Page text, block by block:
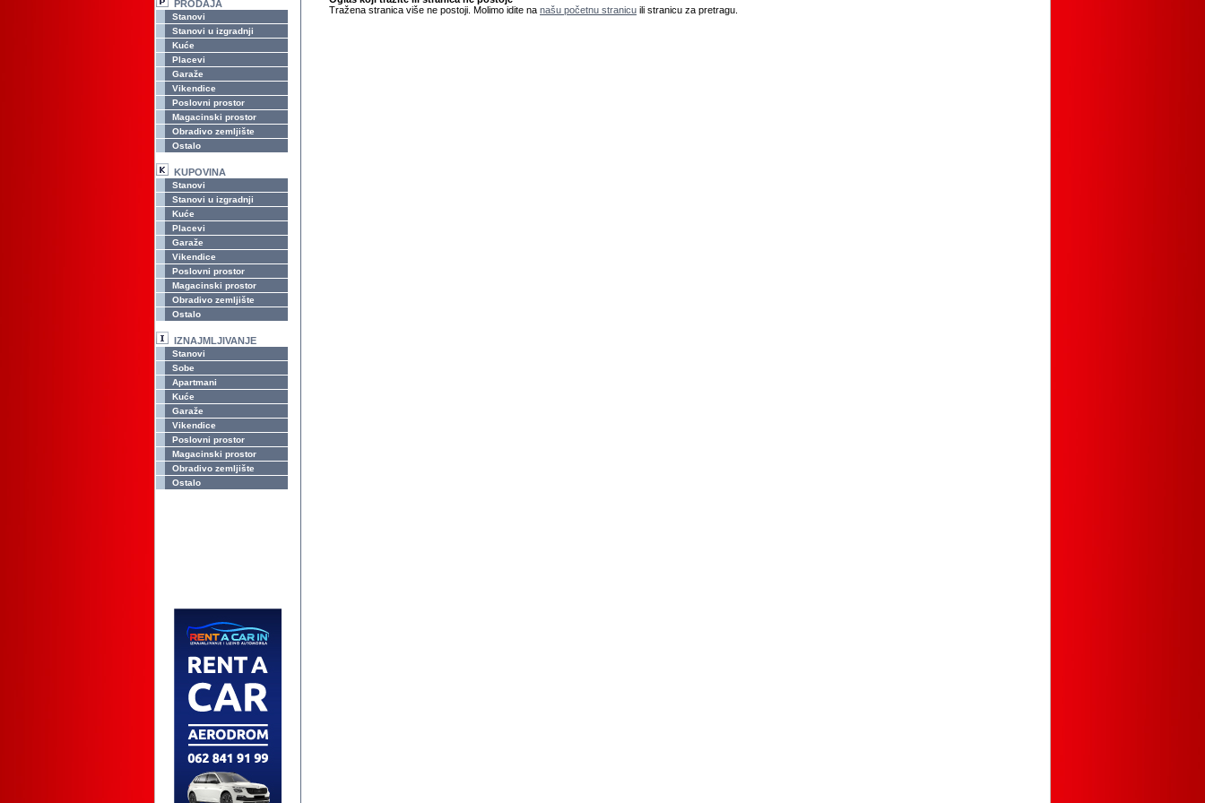
PRODAJA
Stanovi
Stanovi u izgradnji
Kuće
Placevi
Garaže
Vikendice
Poslovni prostor
Magacinski prostor
Obradivo zemljište
Ostalo
KUPOVINA
Stanovi
Stanovi u izgradnji
Kuće
Placevi
Garaže
Vikendice
Poslovni prostor
Magacinski prostor
Obradivo zemljište
Ostalo
IZNAJMLJIVANJE
Stanovi
Sobe
Apartmani
Kuće
Garaže
Vikendice
Poslovni prostor
Magacinski prostor
Obradivo zemljište
Ostalo
Tražena stranica više ne postoji. Molimo idite na našu početnu stranicu ili stranicu za pretragu.